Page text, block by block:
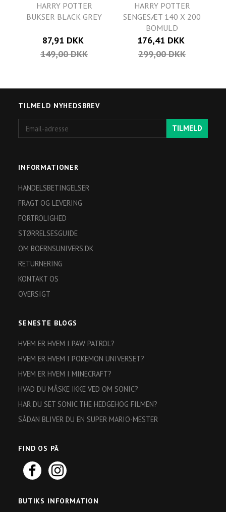
HARRY POTTER
BUKSER BLACK GREY
87,91 DKK
149,00 DKK
HARRY POTTER
SENGESÆT 140 X 200
BOMULD
176,41 DKK
299,00 DKK
TILMELD NYHEDSBREV
adresse
TILMELD
INFORMATIONER
HANDELSBETINGELSER
FRAGT OG LEVERING
FORTROLIGHED
STØRRELSESGUIDE
OM BOERNSUNIVERS.DK
RETURNERING
KONTAKT OS
OVERSIGT
SENESTE BLOGS
HVEM ER HVEM I PAW PATROL?
HVEM ER HVEM I POKEMON UNIVERSET?
HVEM ER HVEM I MINECRAFT?
HVAD DU MÅSKE IKKE VED OM SONIC?
HAR DU SET SONIC THE HEDGEHOG FILMEN?
SÅDAN BLIVER DU EN SUPER MARIO-MESTER
FIND OS PÅ
BUTIKS INFORMATION